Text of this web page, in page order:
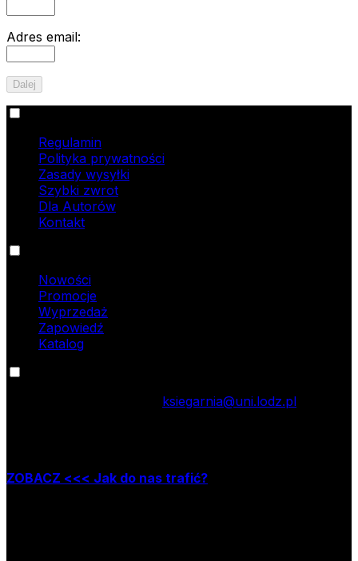
Adres email:
Regulamin
Polityka prywatności
Zasady wysyłki
Szybki zwrot
Dla Autorów
Kontakt
Nowości
Promocje
Wyprzedaż
Zapowiedź
Katalog
ksiegarnia@uni.lodz.pl
ZOBACZ <<< Jak do nas trafić?